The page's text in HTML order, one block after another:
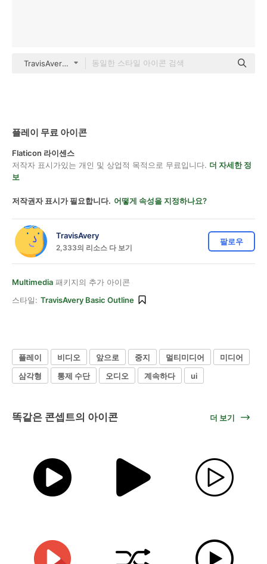
TravisAvery Basic Outline
플레이 무료 아이콘
Flaticon 라이센스
저작자 표시가있는 개인 및 상업적 목적으로 무료입니다. 더 자세한 정
보
저작권자 표시가 필요합니다. 어떻게 속성을 지정하나요?
TravisAvery
2,333의 리소스 다 보기
팔로우
Multimedia 패키지의 추가 아이콘
스타일: TravisAvery Basic Outline
플레이 비디오 앞으로 중지 멀티미디어
미디어
삼각형
통제 수단 오디오 계속하다 ui
똑같은 콘셉트의 아이콘 더 보기